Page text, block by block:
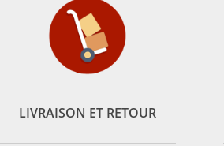
LIVRAISON ET RETOUR